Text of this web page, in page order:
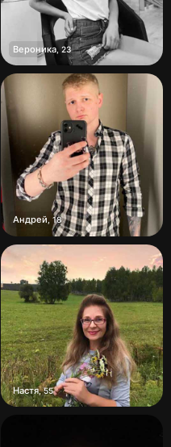
Вероника, 23
Андрей 18
Настя,55